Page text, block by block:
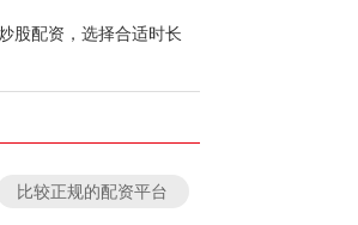
股配资，选择合适时长
比较正规的配资平台